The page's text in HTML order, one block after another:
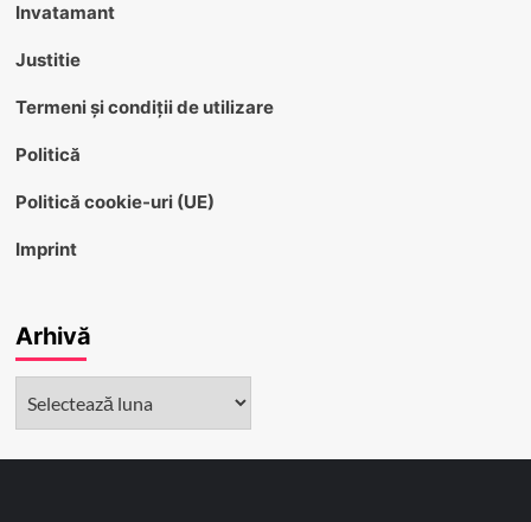
Invatamant
Justitie
Termeni și condiții de utilizare
Politică
Politică cookie-uri (UE)
Imprint
Arhivă